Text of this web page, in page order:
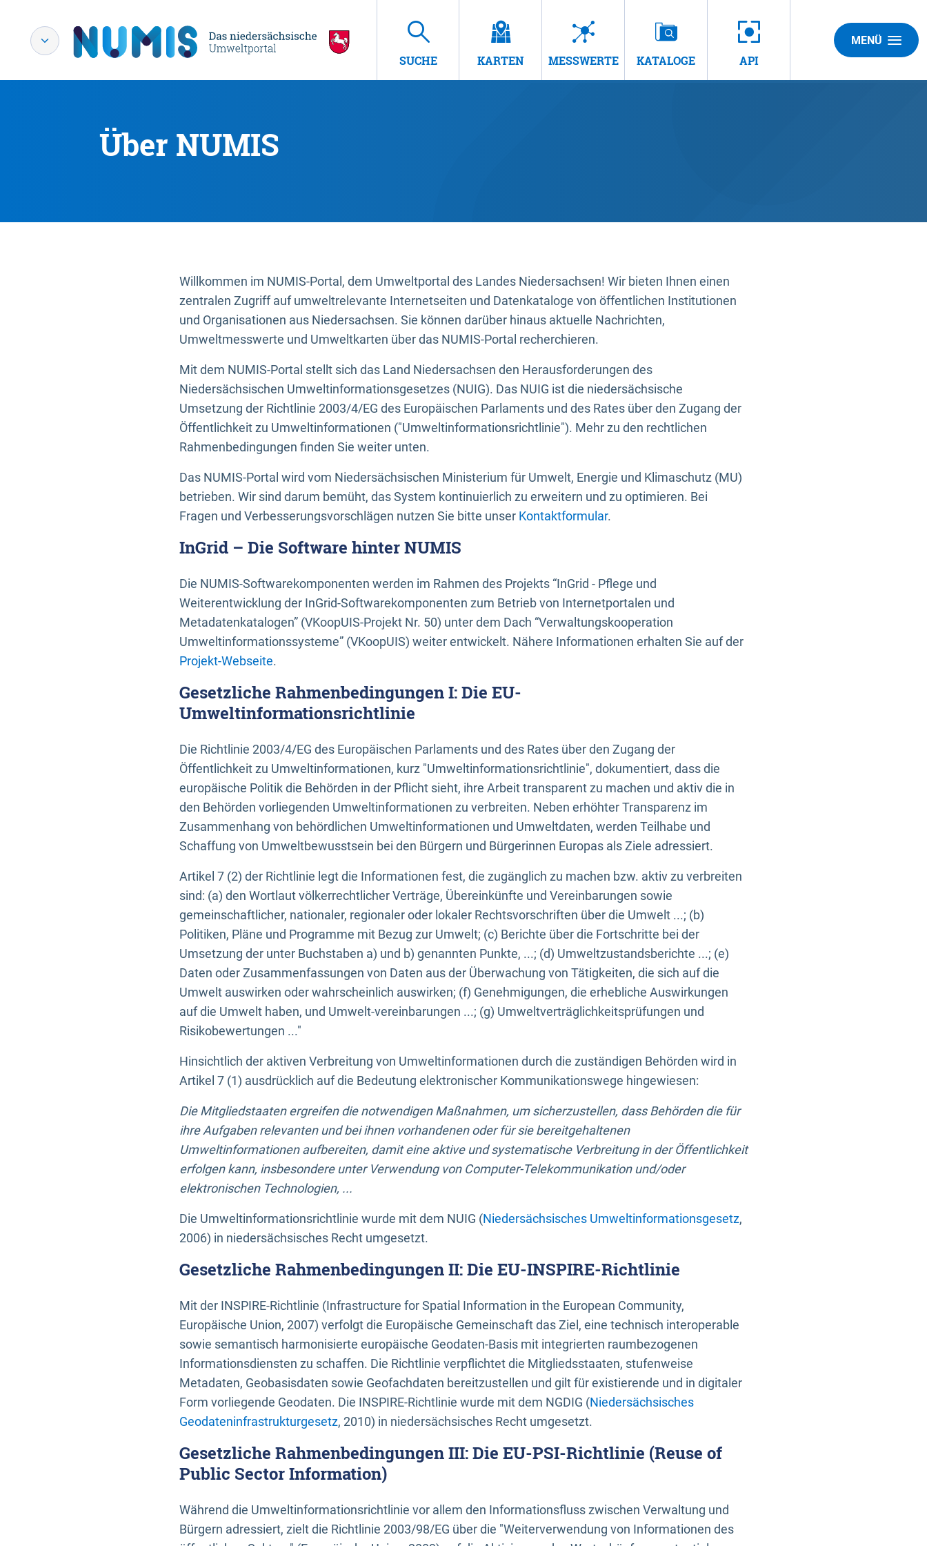
SUCHE KARTEN MESSWERTE KATALOGE API
MENÜ
Über NUMIS
Willkommen im NUMIS-Portal, dem Umweltportal des Landes Niedersachsen! Wir bieten Ihnen einen
zentralen Zugriff auf umweltrelevante Internetseiten und Datenkataloge von öffentlichen Institutionen
und Organisationen aus Niedersachsen. Sie können darüber hinaus aktuelle Nachrichten,
Umweltmesswerte und Umweltkarten über das NUMIS-Portal recherchieren.
Mit dem NUMIS-Portal stellt sich das Land Niedersachsen den Herausforderungen des
Niedersächsischen Umweltinformationsgesetzes (NUIG). Das NUIG ist die niedersächsische
Umsetzung der Richtlinie 2003/4/EG des Europäischen Parlaments und des Rates über den Zugang der
Öffentlichkeit zu Umweltinformationen ("Umweltinformationsrichtlinie"). Mehr zu den rechtlichen
Rahmenbedingungen finden Sie weiter unten.
Das NUMIS-Portal wird vom Niedersächsischen Ministerium für Umwelt, Energie und Klimaschutz (MU)
betrieben. Wir sind darum bemüht, das System kontinuierlich zu erweitern und zu optimieren. Bei
Fragen und Verbesserungsvorschlägen nutzen Sie bitte unser Kontaktformular.
InGrid – Die Software hinter NUMIS
Die NUMIS-Softwarekomponenten werden im Rahmen des Projekts “InGrid - Pflege und
Weiterentwicklung der InGrid-Softwarekomponenten zum Betrieb von Internetportalen und
Metadatenkatalogen” (VKoopUIS-Projekt Nr. 50) unter dem Dach “Verwaltungskooperation
Umweltinformationssysteme” (VKoopUIS) weiter entwickelt. Nähere Informationen erhalten Sie auf der
Projekt-Webseite.
Gesetzliche Rahmenbedingungen I: Die EU-
Umweltinformationsrichtlinie
Die Richtlinie 2003/4/EG des Europäischen Parlaments und des Rates über den Zugang der
Öffentlichkeit zu Umweltinformationen, kurz "Umweltinformationsrichtlinie", dokumentiert, dass die
europäische Politik die Behörden in der Pflicht sieht, ihre Arbeit transparent zu machen und aktiv die in
den Behörden vorliegenden Umweltinformationen zu verbreiten. Neben erhöhter Transparenz im
Zusammenhang von behördlichen Umweltinformationen und Umweltdaten, werden Teilhabe und
Schaffung von Umweltbewusstsein bei den Bürgern und Bürgerinnen Europas als Ziele adressiert.
Artikel 7 (2) der Richtlinie legt die Informationen fest, die zugänglich zu machen bzw. aktiv zu verbreiten
sind: (a) den Wortlaut völkerrechtlicher Verträge, Übereinkünfte und Vereinbarungen sowie
gemeinschaftlicher, nationaler, regionaler oder lokaler Rechtsvorschriften über die Umwelt ...; (b)
Politiken, Pläne und Programme mit Bezug zur Umwelt; (c) Berichte über die Fortschritte bei der
Umsetzung der unter Buchstaben a) und b) genannten Punkte, ...; (d) Umweltzustandsberichte ...; (e)
Daten oder Zusammenfassungen von Daten aus der Überwachung von Tätigkeiten, die sich auf die
Umwelt auswirken oder wahrscheinlich auswirken; (f) Genehmigungen, die erhebliche Auswirkungen
auf die Umwelt haben, und Umwelt-vereinbarungen ...; (g) Umweltverträglichkeitsprüfungen und
Risikobewertungen ..."
Hinsichtlich der aktiven Verbreitung von Umweltinformationen durch die zuständigen Behörden wird in
Artikel 7 (1) ausdrücklich auf die Bedeutung elektronischer Kommunikationswege hingewiesen:
Die Mitgliedstaaten ergreifen die notwendigen Maßnahmen, um sicherzustellen, dass Behörden die für
ihre Aufgaben relevanten und bei ihnen vorhandenen oder für sie bereitgehaltenen
Umweltinformationen aufbereiten, damit eine aktive und systematische Verbreitung in der Öffentlichkeit
erfolgen kann, insbesondere unter Verwendung von Computer-Telekommunikation und/oder
elektronischen Technologien, ...
Die Umweltinformationsrichtlinie wurde mit dem NUIG (Niedersächsisches Umweltinformationsgesetz,
2006) in niedersächsisches Recht umgesetzt.
Gesetzliche Rahmenbedingungen II: Die EU-INSPIRE-Richtlinie
Mit der INSPIRE-Richtlinie (Infrastructure for Spatial Information in the European Community,
Europäische Union, 2007) verfolgt die Europäische Gemeinschaft das Ziel, eine technisch interoperable
sowie semantisch harmonisierte europäische Geodaten-Basis mit integrierten raumbezogenen
Informationsdiensten zu schaffen. Die Richtlinie verpflichtet die Mitgliedsstaaten, stufenweise
Metadaten, Geobasisdaten sowie Geofachdaten bereitzustellen und gilt für existierende und in digitaler
Form vorliegende Geodaten. Die INSPIRE-Richtlinie wurde mit dem NGDIG (Niedersächsisches
Geodateninfrastrukturgesetz, 2010) in niedersächsisches Recht umgesetzt.
Gesetzliche Rahmenbedingungen III: Die EU-PSI-Richtlinie (Reuse of
Public Sector Information)
Während die Umweltinformationsrichtlinie vor allem den Informationsfluss zwischen Verwaltung und
Bürgern adressiert, zielt die Richtlinie 2003/98/EG über die "Weiterverwendung von Informationen des